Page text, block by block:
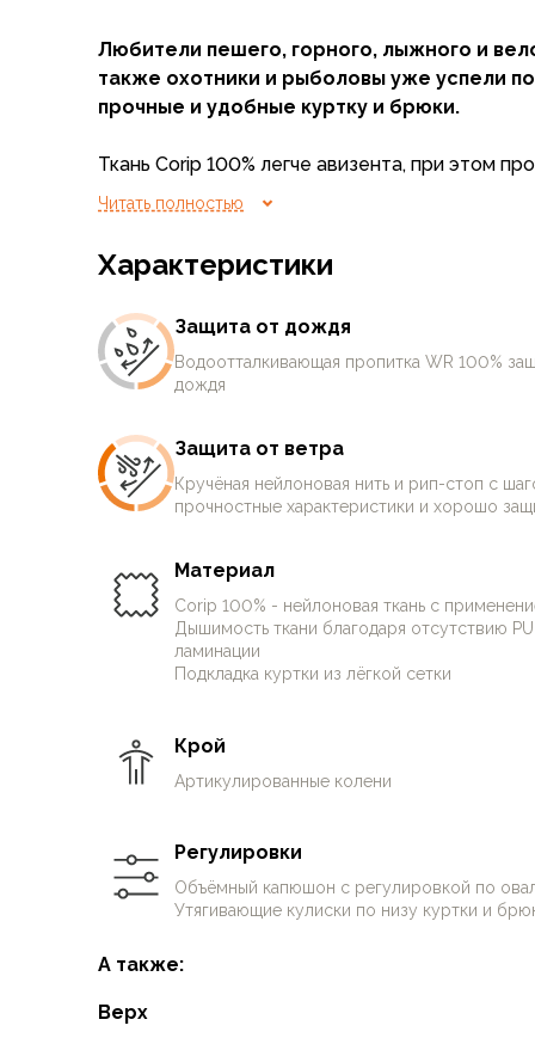
Беговые и спортивные
Пончо и дождевики
Пуховые куртки
Жилеты
Брюки
Брюки софтшелл и ветрозащита
Брюки с синтетическим утеплителем
Флисовые брюки
Беговые и спортивные
Шорты
Термобелье
Термолеггинсы
Термотрусы
Толстовки, худи
Нижнее белье
Обувь
Мужская обувь
Утепленные
Полуботинки
Кроссовки
Трейловые кроссовки
Кроссовки треккинговые
Сапоги
Болотные сапоги, забродники
Сандалии
Любители пешего, горного, лыжного и
также охотники и рыболовы уже успели
прочные и удобные куртку и брюки.
Ткань Corip 100% легче авизента, при этом
(из-за отсутствия полиуретанового
вес в сочетании с высокой прочностью и
разрывам делает эту ткань поистине
Водоотталкивающая пропитка WR 100%
дождя. Серьёзный или продолжительный
дополнительной защиты.
Материал не обмерзает и быстро сохнет.
не утомляют во время длительных
жизнь на маршруте: четыре вместительных
Очень рекомендуем использовать комплект.
и испытан опытными путешественниками.
Читать полностью
Характеристики
Защита от дождя
Водоотталкивающая пропитка WR 100%
дождя
Защита от ветра
Кручёная нейлоновая нить и рип-стоп с
прочностные характеристики и хорошо
Материал
Corip 100% - нейлоновая ткань с
Дышимость ткани благодаря отсутствию
ламинации
Подкладка куртки из лёгкой сетки
Крой
Артикулированные колени
Регулировки
Объёмный капюшон с регулировкой по
Утягивающие кулиски по низу куртки и
А также:
Верх